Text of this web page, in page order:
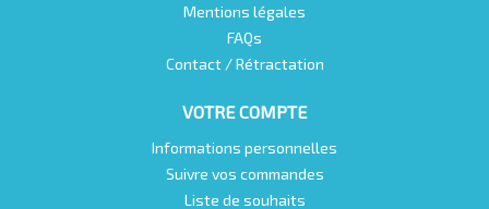
Mentions légales
FAQs
Contact / Rétractation
VOTRE COMPTE
Informations personnelles
Suivre vos commandes
Liste de souhaits